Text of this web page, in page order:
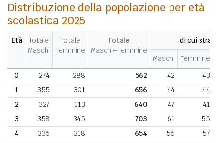
Distribuzione della popolazione per età
scolastica 2025
Età
Totale
Maschi
Totale
Femmine
Totale
Maschi+Femmine
di cui
Maschi Femmine
0
274 288 562 42
43
1
355 301 656 44
44
2
327 313 640 47
41
3
358 345 703 61
55
4
336 318 654 56
57